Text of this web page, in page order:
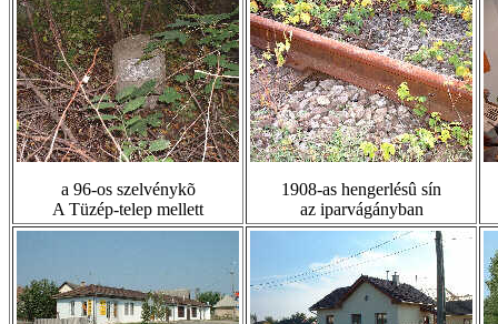
a 96-os szelvénykõ
A Tüzép-telep mellett
1908-as hengerlésû sín
az iparvágányban